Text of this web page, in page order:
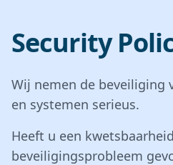
Security
Wij nemen de beveiliging
en systemen serieus.
Heeft u een
beveiligingsprobleem